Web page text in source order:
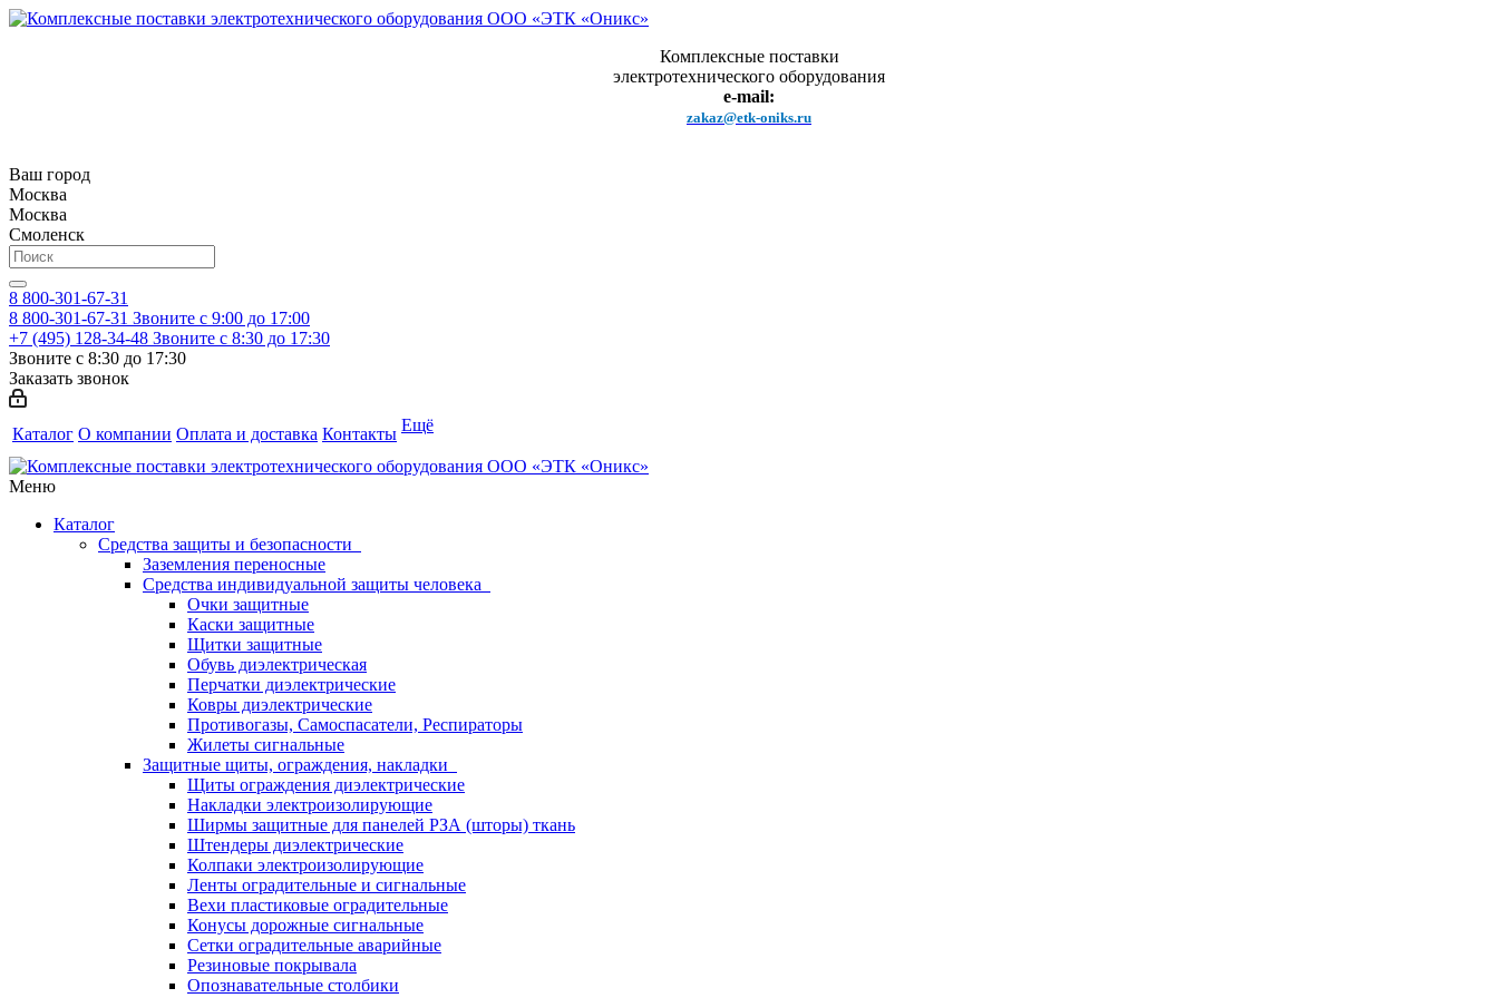
Комплексные поставки
электротехнического оборудования
e-mail:
zakaz@etk-oniks.ru
Ваш город
Москва
Москва
Смоленск
8 800-301-67-31
8 800-301-67-31 Звоните с 9:00 до 17:00
+7 (495) 128-34-48 Звоните с 8:30 до 17:30
Звоните с 8:30 до 17:30
Заказать звонок
Каталог О компании Оплата и доставка Контакты Ещё
Меню
Каталог
Средства защиты и безопасности
Заземления переносные
Средства индивидуальной защиты человека
Очки защитные
Каски защитные
Щитки защитные
Обувь диэлектрическая
Перчатки диэлектрические
Ковры диэлектрические
Противогазы, Самоспасатели, Респираторы
Жилеты сигнальные
Защитные щиты, ограждения, накладки
Щиты ограждения диэлектрические
Накладки электроизолирующие
Ширмы защитные для панелей РЗА (шторы) ткань
Штендеры диэлектрические
Колпаки электроизолирующие
Ленты оградительные и сигнальные
Вехи пластиковые оградительные
Конусы дорожные сигнальные
Сетки оградительные аварийные
Резиновые покрывала
Опознавательные столбики